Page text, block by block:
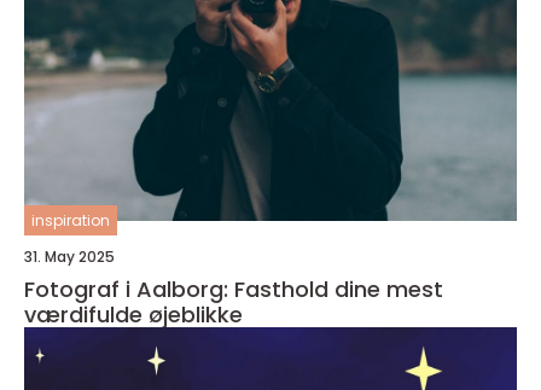
inspiration
31. May 2025
Fotograf i Aalborg: Fasthold dine mest
værdifulde øjeblikke